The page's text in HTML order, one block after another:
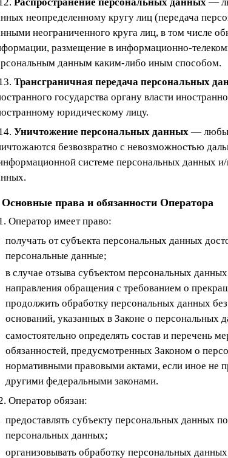
неопределенному кругу лиц (передача
неограниченного круга лиц, в том числе
размещение в информационно-
данным каким-либо иным способом.
Трансграничная передача персональных
государства органу власти
юридическому лицу.
Уничтожение персональных данных — любые
безвозвратно с невозможностью
системе персональных данных
права и обязанности Оператора
Оператор имеет право:
получать от субъекта персональных данных
персональные данные;
в случае отзыва субъектом персональных
направления обращения с требованием о
продолжить обработку персональных данных
оснований, указанных в Законе о персональных
самостоятельно определять состав и перечень
обязанностей, предусмотренных Законом о
нормативными правовыми актами, если иное не
другими федеральными законами.
Оператор обязан:
предоставлять субъекту персональных данных
персональных данных;
организовывать обработку персональных